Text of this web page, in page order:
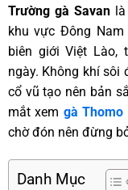
Trường gà Savanlà
khu vực Đông
biên giới Việt Lào,
ngày. Không khí sôi
cổ vũ tạo nên bản
mắt xem gà Thomo
chờ đón nên đừng
Danh Mục